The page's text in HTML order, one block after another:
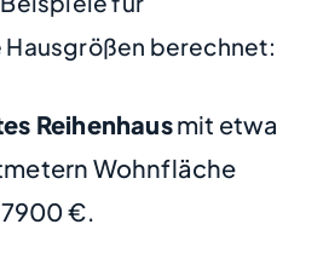
berechnet:
Reihenhausmit etwa
Wohnfläche
€.